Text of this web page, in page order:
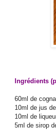
Ingrédients
60ml de
10ml de jus
10ml de
5ml de sirop